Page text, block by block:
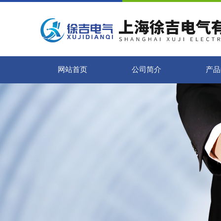
网站首页 公司简介 产